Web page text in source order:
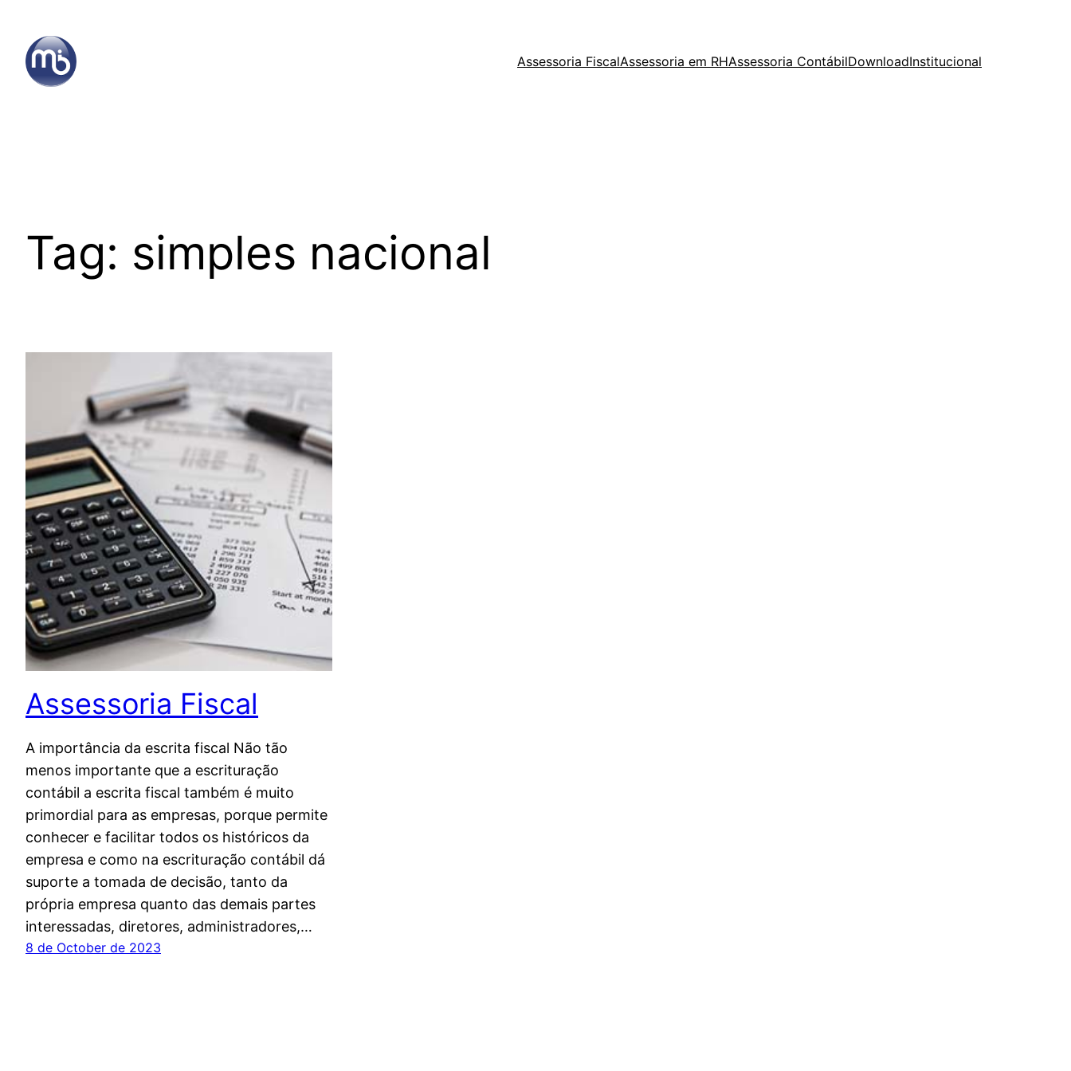
content
Assessoria FiscalAssessoria em RHAssessoria ContábilDownloadInstitucional
Tag: simples nacional
Assessoria Fiscal
A importância da escrita fiscal Não tão
menos importante que a escrituração
contábil a escrita fiscal também é muito
primordial para as empresas, porque permite
conhecer e facilitar todos os históricos da
empresa e como na escrituração contábil dá
suporte a tomada de decisão, tanto da
própria empresa quanto das demais partes
interessadas, diretores, administradores,…
8 de October de 2023